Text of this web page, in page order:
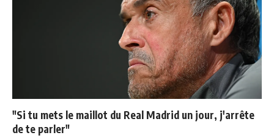
"Si tu mets le maillot du Real Madrid un jour, j'arrête
de te parler"